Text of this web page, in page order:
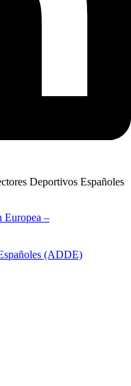
Deportivos Españoles
Europea –